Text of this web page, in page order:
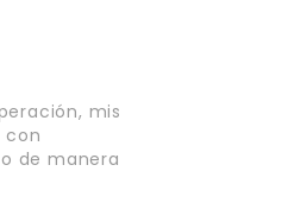
mis
con
de manera